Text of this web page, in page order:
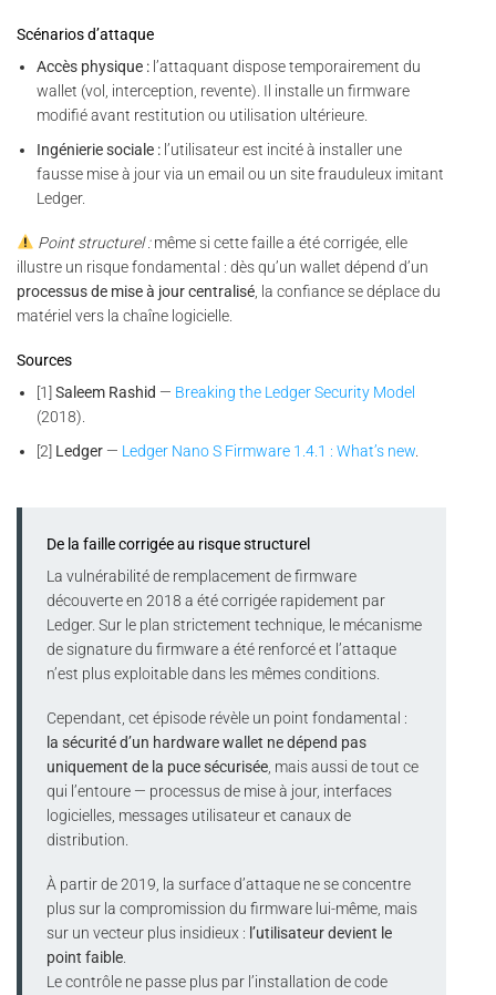
Scénarios d’attaque
Accès physique : l’attaquant dispose temporairement du
wallet (vol, interception, revente). Il installe un firmware
modifié avant restitution ou utilisation ultérieure.
Ingénierie sociale : l’utilisateur est incité à installer une
fausse mise à jour via un email ou un site frauduleux imitant
Ledger.
Point structurel :même si cette faille a été corrigée, elle
illustre un risque fondamental : dès qu’un wallet dépend d’un
processus de mise à jour centralisé , la confiance se déplace du
matériel vers la chaîne logicielle.
Sources
[1]Saleem Rashid — Breaking the Ledger Security Model
(2018).
[2] Ledger — Ledger Nano S Firmware 1.4.1 : What’s new
De la faille corrigée au risque structurel
La vulnérabilité de remplacement de firmware
découverte en 2018 a été corrigée rapidement par
Ledger. Sur le plan strictement technique, le mécanisme
de signature du firmware a été renforcé et l’attaque
n’est plus exploitable dans les mêmes conditions.
Cependant, cet épisode révèle un point fondamental :
la sécurité d’un hardware wallet ne dépend pas
uniquement de la puce sécurisée , mais aussi de tout ce
qui l’entoure — processus de mise à jour, interfaces
logicielles, messages utilisateur et canaux de
distribution.
À partir de 2019, la surface d’attaque ne se concentre
plus sur la compromission du firmware lui-même, mais
sur un vecteur plus insidieux : l’utilisateur devient le
point faible.
Le contrôle ne passe plus par l’installation de code